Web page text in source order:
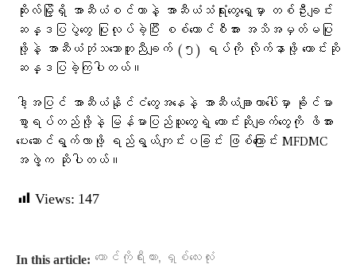
ဆိုးလ်မြို့ရှိ အာဆီယံစင်တာနဲ့ အာဆီယံသံရုံးတွေရှေ့မှာ တစ်ဦးချင်း
ဆန္ဒပြပွဲတွေ ပြုလုပ်ခဲ့ပြီး စစ်ကောင်စီအား အသိအမှတ်မပြု
ဖို့နဲ့ အာဆီယံဘုံသဘောတူညီချက် (၅) ရပ်ကို လိုက်နာဖို့ တောင်းဆို
ဆန္ဒပြခဲ့ကြပါတယ်။
ဒါ့အပြင် အာဆီယံနိုင်ငံတွေအနေနဲ့ အာဆီယံချာတာပေါ်မှာ ခိုင်မာ
စွာရပ်တည်ဖို့နဲ့ မြန်မာပြည်သူတွေရဲ့ တောင်းဆိုချက်တွေကို ဖိအား
ပေးဆောင်ရွက်လာဖို့ ရည်ရွယ်ကျင်းပခြင်း ဖြစ်ကြောင်း MFDMC
အဖွဲ့က ဆိုပါတယ်။
Views: 147
In this article: တောင်ကိုရီးယား, ရှစ်လေးလုံး